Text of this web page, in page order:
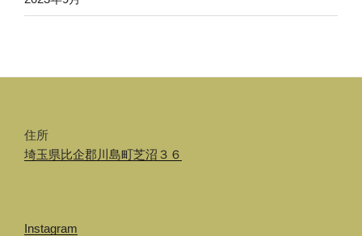
住所
埼玉県比企郡川島町芝沼３６
Instagram